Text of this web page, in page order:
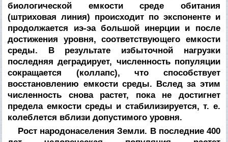
биологической емкости среде обитания
(штриховая линия) происходит по экспоненте и
продолжается иэ-эа большой инерции и после
достижения уровня, соответствующего емкости
среды. В результате избыточной нагрузки
последняя деградирует, численность популяции
сокращается (коллапс), что способствует
восстановлению емкости среды. Вслед за этим
численность снова растет, пока не достигнет
предела емкости среды и стабилизируется, т. е.
колеблется вблизи допустимого уровня.
Рост народонаселения Земли. В последние 400